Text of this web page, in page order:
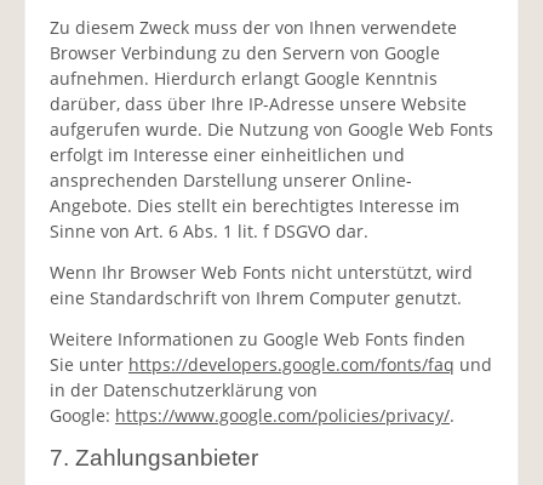
Zu diesem Zweck muss der von Ihnen verwendete
Browser Verbindung zu den Servern von Google
aufnehmen. Hierdurch erlangt Google Kenntnis
darüber, dass über Ihre IP-Adresse unsere Website
aufgerufen wurde. Die Nutzung von Google Web Fonts
erfolgt im Interesse einer einheitlichen und
ansprechenden Darstellung unserer Online-
Angebote. Dies stellt ein berechtigtes Interesse im
Sinne von Art. 6 Abs. 1 lit. f DSGVO dar.
Wenn Ihr Browser Web Fonts nicht unterstützt, wird
eine Standardschrift von Ihrem Computer genutzt.
Weitere Informationen zu Google Web Fonts finden
Sie unter https://developers.google.com/fonts/faq und
in der Datenschutzerklärung von
Google: https://www.google.com/policies/privacy/.
7. Zahlungsanbieter